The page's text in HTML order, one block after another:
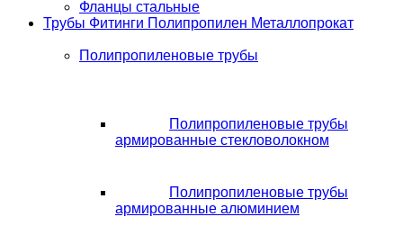
Фланцы стальные
Трубы Фитинги Полипропилен Металлопрокат
Полипропиленовые трубы
Полипропиленовые трубы
армированные стекловолокном
Полипропиленовые трубы
армированные алюминием